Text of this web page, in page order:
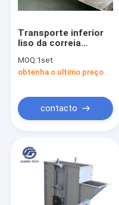
Transporte inferior
liso da correia
milho do elevador de
cubeta 35tph da grão
MOQ:1set
obtenha o ultimo preço
contacto